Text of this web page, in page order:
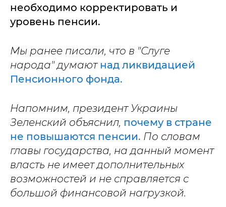
необходимо корректировать и
уровень пенсии.
Мы ранее писали, что в "Слуге
народа" думают над ликвидацией
Пенсионного фонда.
Напомним, президент Украины
Зеленский объяснил, почему в стране
не повышаются пенсии. По словам
главы государства, на данный момент
власть не имеет дополнительных
возможностей и не справляется с
большой финансовой нагрузкой.